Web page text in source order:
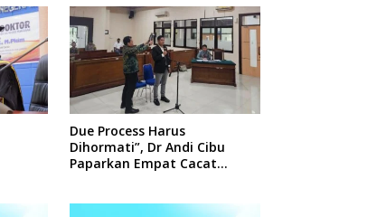
Due Process Harus
Dihormati”, Dr Andi Cibu
Paparkan Empat Cacat